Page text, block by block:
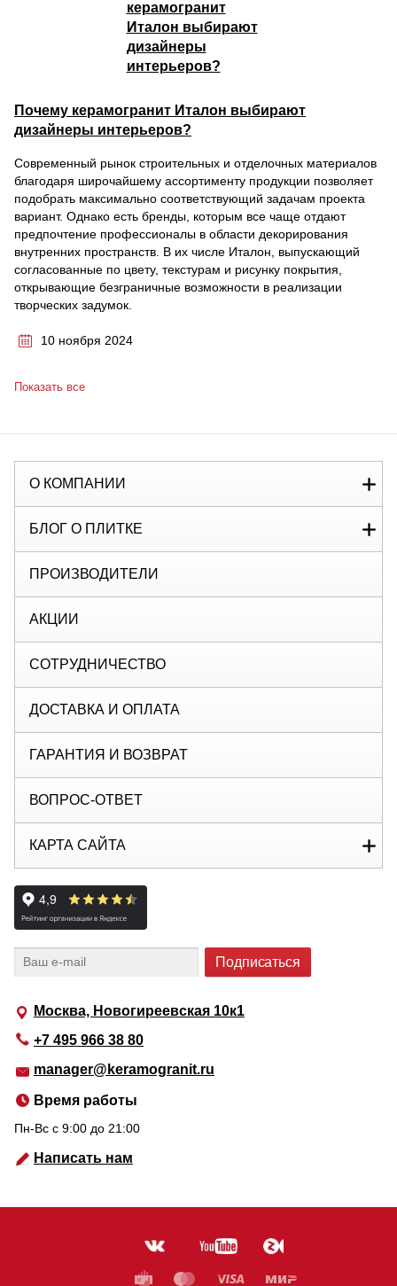
Почему керамогранит Италон выбирают
дизайнеры интерьеров?
Современный рынок строительных и отделочных материалов
благодаря широчайшему ассортименту продукции позволяет
подобрать максимально соответствующий задачам проекта
вариант. Однако есть бренды, которым все чаще отдают
предпочтение профессионалы в области декорирования
внутренних пространств. В их числе Италон, выпускающий
согласованные по цвету, текстурам и рисунку покрытия,
открывающие безграничные возможности в реализации
творческих задумок.
10 ноября 2024
Показать все
Москва, Новогиреевская 10к1
+7 495 966 38 80
manager@keramogranit.ru
Время работы
Пн-Вс c 9:00 до 21:00
Написать нам
О КОМПАНИИ
БЛОГ О ПЛИТКЕ
ПРОИЗВОДИТЕЛИ
АКЦИИ
СОТРУДНИЧЕСТВО
ДОСТАВКА И ОПЛАТА
ГАРАНТИЯ И ВОЗВРАТ
ВОПРОС-ОТВЕТ
КАРТА САЙТА